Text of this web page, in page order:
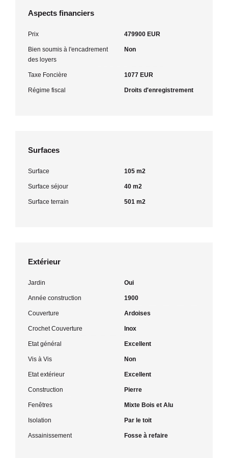
Aspects financiers
Prix 479900 EUR
Bien soumis à l'encadrement
des loyers
Non
Taxe Foncière 1077 EUR
Régime fiscal Droits d'enregistrement
Surfaces
Surface 105 m2
Surface séjour 40 m2
Surface terrain 501 m2
Extérieur
Jardin Oui
Année construction 1900
Couverture Ardoises
Crochet Couverture Inox
Etat général Excellent
Vis à Vis Non
Etat extérieur Excellent
Construction Pierre
Fenêtres Mixte Bois et Alu
Isolation Par le toit
Assainissement Fosse à refaire